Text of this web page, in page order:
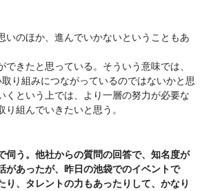
いのほか、進んでいかないということもあ
できたと思っている。そういう意味では、
り組みにつながっているのではないかと思
くという上では、より一層の努力が必要な
組んでいきたいと思う。
伺う。他社からの質問の回答で、知名度が
があったが、昨日の池袋でのイベントで
り、タレントの力もあったりして、かなり